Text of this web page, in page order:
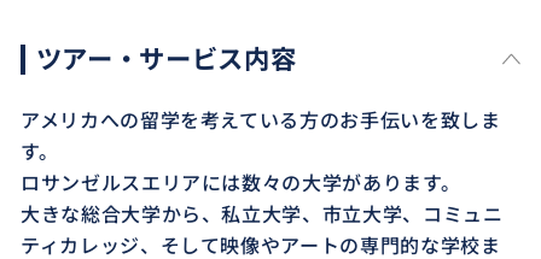
ツアー・サービス内容
アメリカへの留学を考えている方のお手伝いを致しま
す。
ロサンゼルスエリアには数々の大学があります。
大きな総合大学から、私立大学、市立大学、コミュニ
ティカレッジ、そして映像やアートの専門的な学校ま